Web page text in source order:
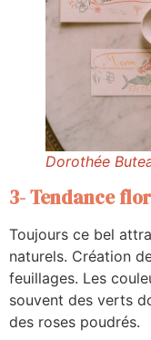
Dorothée
3- Tendance
Toujours ce bel
naturels. Création
feuillages. Les
souvent des verts
des roses poudrés.